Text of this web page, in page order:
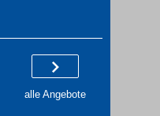
alle Angebote